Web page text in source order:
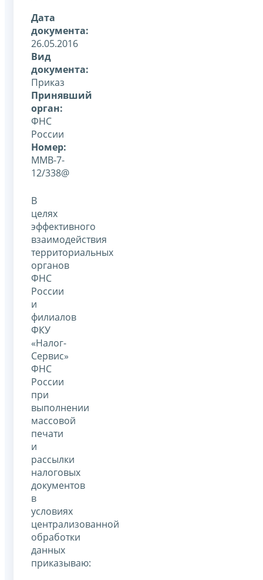
Дата
документа:
26.05.2016
Вид
документа:
Приказ
Принявший
орган:
ФНС
России
Номер:
ММВ-7-
12/338@
В
целях
эффективного
взаимодействия
территориальных
органов
ФНС
России
и
филиалов
ФКУ
«Налог-
Сервис»
ФНС
России
при
выполнении
массовой
печати
и
рассылки
налоговых
документов
в
условиях
централизованной
обработки
данных
приказываю: